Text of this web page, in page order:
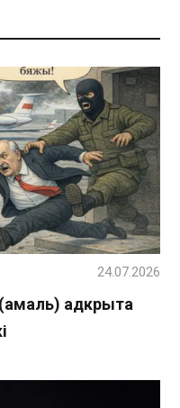
(амаль) адкрыта
24.07.2026